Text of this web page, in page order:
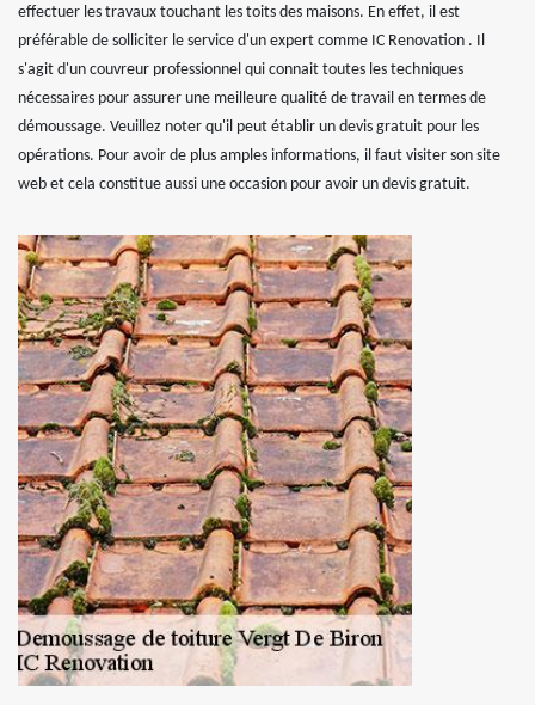
effectuer les travaux touchant les toits des maisons. En effet, il est
préférable de solliciter le service d'un expert comme IC Renovation . Il
s'agit d'un couvreur professionnel qui connait toutes les techniques
nécessaires pour assurer une meilleure qualité de travail en termes de
démoussage. Veuillez noter qu'il peut établir un devis gratuit pour les
opérations. Pour avoir de plus amples informations, il faut visiter son site
web et cela constitue aussi une occasion pour avoir un devis gratuit.